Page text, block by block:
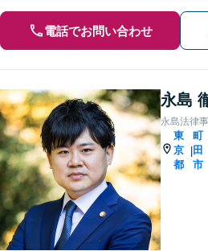
電話でお問い合わせ
永島
永島法律
東
京
都
|
町
田
市